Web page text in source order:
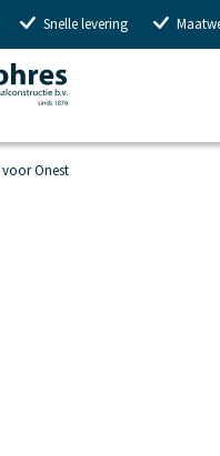
Snelle levering
Onest